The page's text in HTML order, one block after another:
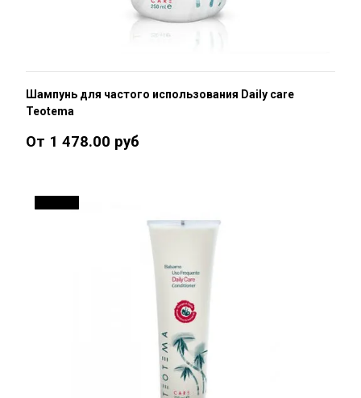
Шампунь для частого использования Daily care
Teotema
От 1 478.00 руб